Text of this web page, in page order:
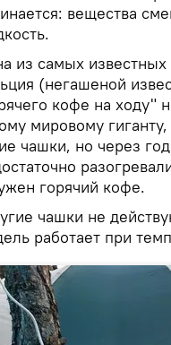
вещества
из самых известных
(негашеной
кофе на ходу"
мировому
чашки, но через
горячий кофе.
чашки не
работает при